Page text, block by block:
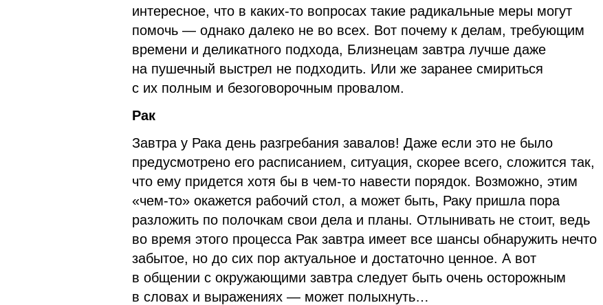
интересное, что в каких-то вопросах такие радикальные меры могут
помочь — однако далеко не во всех. Вот почему к делам, требующим
времени и деликатного подхода, Близнецам завтра лучше даже
на пушечный выстрел не подходить. Или же заранее смириться
с их полным и безоговорочным провалом.
Рак
Завтра у Рака день разгребания завалов! Даже если это не было
предусмотрено его расписанием, ситуация, скорее всего, сложится так,
что ему придется хотя бы в чем-то навести порядок. Возможно, этим
«чем-то» окажется рабочий стол, а может быть, Раку пришла пора
разложить по полочкам свои дела и планы. Отлынивать не стоит, ведь
во время этого процесса Рак завтра имеет все шансы обнаружить нечто
забытое, но до сих пор актуальное и достаточно ценное. А вот
в общении с окружающими завтра следует быть очень осторожным
в словах и выражениях — может полыхнуть…